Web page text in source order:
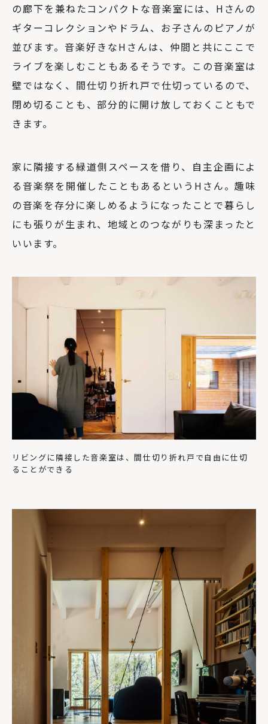
の廊下を兼ねたコンパクトな音楽室には、Hさんの
ギターコレクションやドラム、お子さんのピアノが
並びます。音楽好きなHさんは、仲間と共にここで
ライブを楽しむこともあるそうです。この音楽室は
壁ではなく、間仕切り折れ戸で仕切っているので、
閉め切ることも、部分的に開け放しておくこともで
きます。
家に隣接する緑道側スペースを借り、自主企画によ
る音楽祭を開催したこともあるというHさん。趣味
の音楽を存分に楽しめるようになったことで暮らし
にも張りが生まれ、地域とのつながりも深まったと
いいます。
リビングに隣接した音楽室は、間仕切り折れ戸で自由に仕切
ることができる